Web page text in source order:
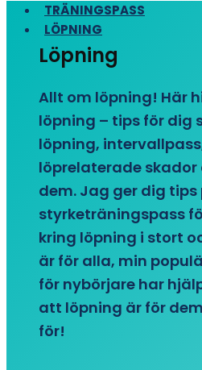
TRÄNINGSPASS
LÖPNING
Löpning
Allt om löpning! Här
löpning – tips för dig
löpning,
löprelaterade skador
dem. Jag ger dig tips
styrketräningspass
kring löpning i stort
är för alla, min
för nybörjare har
att löpning är för
för!